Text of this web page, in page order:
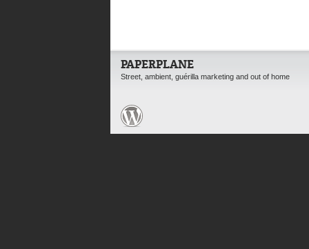
PAPERPLANE
Street, ambient, guérilla marketing and out of home